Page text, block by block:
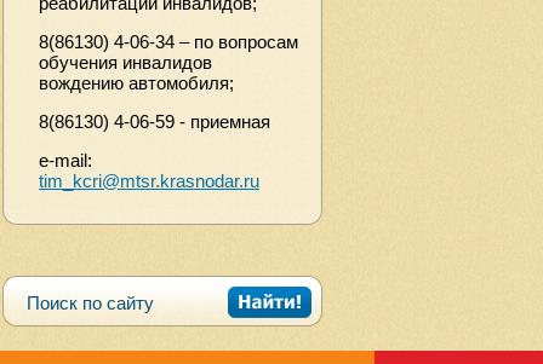
8(86130) 4-06-34 – по вопросам
обучения инвалидов
вождению автомобиля;
8(86130) 4-06-59 - приемная
e-mail:
tim_kcri@mtsr.krasnodar.ru